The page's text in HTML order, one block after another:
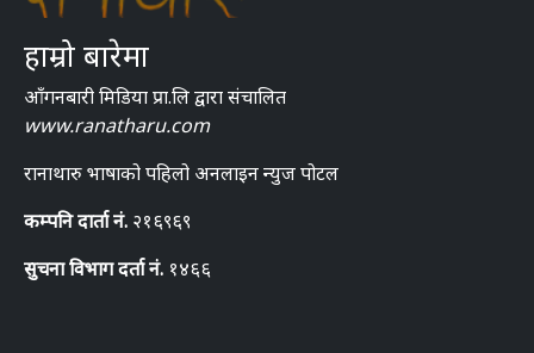
हाम्रो बारेमा
आँगनबारी मिडिया प्रा.लि द्वारा संचालित
www.ranatharu.com
रानाथारु भाषाको पहिलो अनलाइन न्युज पोटल
कम्पनि दार्ता नं. २१६९६९
सुचना विभाग दर्ता नं. १४६६